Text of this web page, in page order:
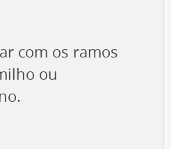
com os ramos
ou